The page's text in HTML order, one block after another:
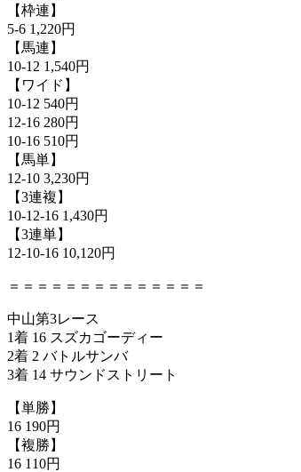
【枠連】
5-6 1,220円
【馬連】
10-12 1,540円
【ワイド】
10-12 540円
12-16 280円
10-16 510円
【馬単】
12-10 3,230円
【3連複】
10-12-16 1,430円
【3連単】
12-10-16 10,120円
＝＝＝＝＝＝＝＝＝＝＝＝＝＝
中山第3レース
1着 16 スズカゴーディー
2着 2 バトルサンバ
3着 14 サウンドストリート
【単勝】
16 190円
【複勝】
16 110円